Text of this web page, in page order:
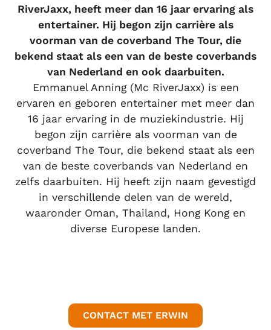
RiverJaxx, heeft meer dan 16 jaar ervaring als
entertainer. Hij begon zijn carrière als
voorman van de coverband The Tour, die
bekend staat als een van de beste coverbands
van Nederland en ook daarbuiten.
Emmanuel Anning (Mc RiverJaxx) is een
ervaren en geboren entertainer met meer dan
16 jaar ervaring in de muziekindustrie. Hij
begon zijn carrière als voorman van de
coverband The Tour, die bekend staat als een
van de beste coverbands van Nederland en
zelfs daarbuiten. Hij heeft zijn naam gevestigd
in verschillende delen van de wereld,
waaronder Oman, Thailand, Hong Kong en
diverse Europese landen.
CONTACT MET ERWIN